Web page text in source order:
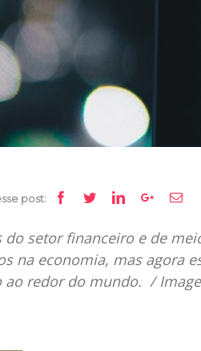
post: Facebook
TwitterLinkedinGoogle+
do setor financeiro e de
na economia, mas agora
ao redor do mundo. /